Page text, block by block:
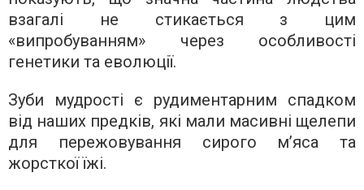
взагалі не стикається з цим
«випробуванням» через особливості
генетики та еволюції.
Зуби мудрості є рудиментарним спадком
від наших предків, які мали масивні щелепи
для пережовування сирого м’яса та
жорсткої їжі.